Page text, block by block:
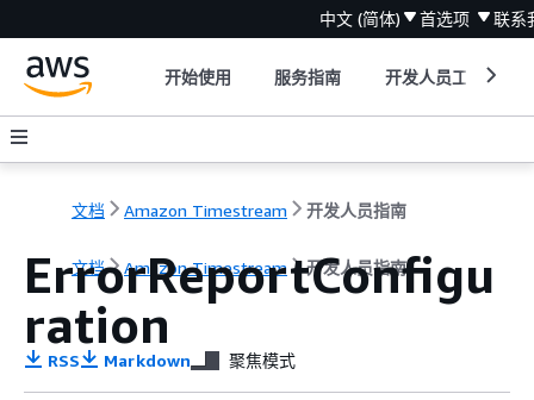
中文 (简体) 首选项 联系
开始使用 服务指南 开发人员工具
文档 Amazon Timestream 开发人员指南
文档 Amazon Timestream 开发人员指南
ErrorReportConfigu
ration
RSS Markdown 聚焦模式